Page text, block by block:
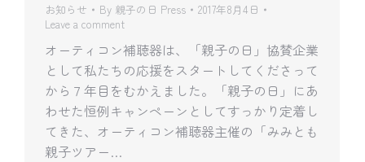
お知らせ By 親子の日 Press
2017年8月4日
Leave a comment
オーティコン補聴器は、「親子の日」協賛企業
として私たちの応援をスタートしてくださって
から７年目をむかえました。「親子の日」にあ
わせた恒例キャンペーンとしてすっかり定着し
てきた、オーティコン補聴器主催の「みみとも
親子ツアー…